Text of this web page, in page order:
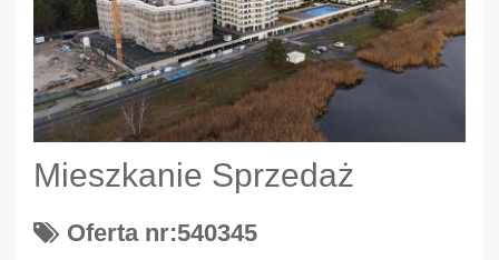
Mieszkanie Sprzedaż
Oferta nr:540345